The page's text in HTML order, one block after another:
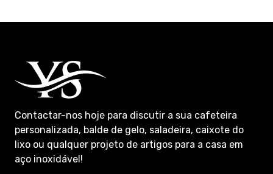
Contactar-nos hoje para discutir a sua cafeteira
personalizada, balde de gelo, saladeira, caixote do
lixo ou qualquer projeto de artigos para a casa em
aço inoxidável!